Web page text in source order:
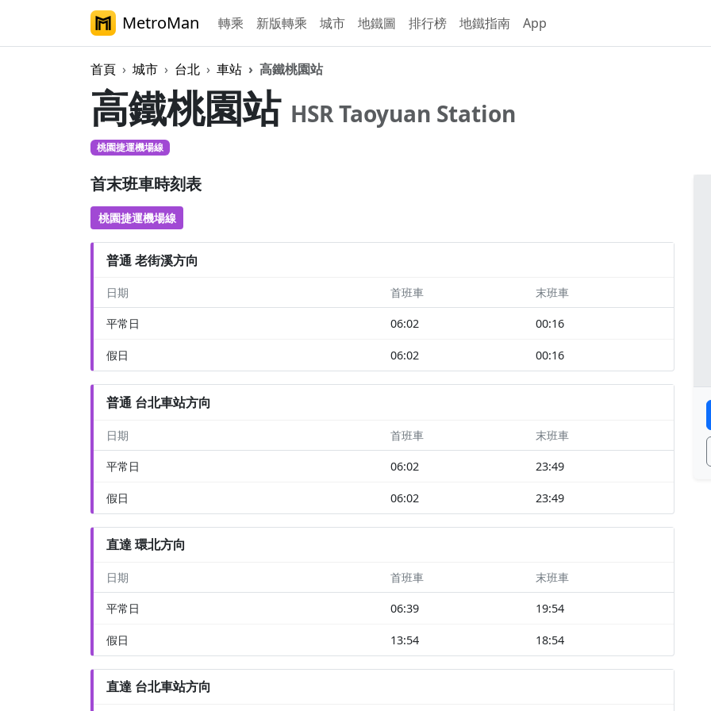
MetroMan 轉乘 新版轉乘 城市 地鐵圖 排行榜 地鐵指南 App
首頁 城市 台北 車站 高鐵桃園站
高鐵桃園站 HSR Taoyuan Station
桃園捷運機場線
首末班車時刻表
桃園捷運機場線
普通 老街溪方向
日期 首班車 末班車
平常日 06:02 00:16
假日 06:02 00:16
普通 台北車站方向
日期 首班車 末班車
平常日 06:02 23:49
假日 06:02 23:49
直達 環北方向
日期 首班車 末班車
平常日 06:39 19:54
假日 13:54 18:54
直達 台北車站方向